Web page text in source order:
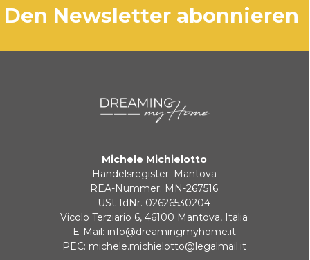
den Newsletter abonnieren
Michele Michielotto
Handelsregister: Mantova
REA-Nummer: MN-267516
USt-IdNr. 02626530204
Vicolo Terziario 6, 46100 Mantova, Italia
E-Mail: info@dreamingmyhome.it
PEC: michele.michielotto@legalmail.it